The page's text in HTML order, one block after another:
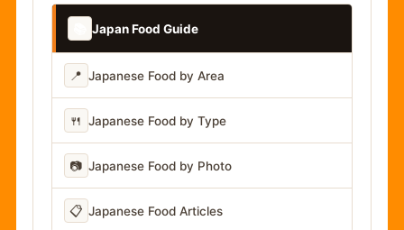
Japan Food Guide
📍 Japanese Food by Area
🍴 Japanese Food by Type
📷 Japanese Food by Photo
📋 Japanese Food Articles